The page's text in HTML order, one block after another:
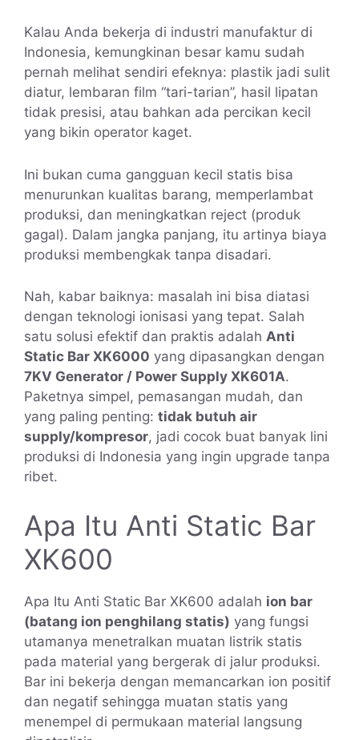
Kalau Anda bekerja di industri manufaktur di
Indonesia, kemungkinan besar kamu sudah
pernah melihat sendiri efeknya: plastik jadi sulit
diatur, lembaran film “tari-tarian”, hasil lipatan
tidak presisi, atau bahkan ada percikan kecil
yang bikin operator kaget.
Ini bukan cuma gangguan kecil statis bisa
menurunkan kualitas barang, memperlambat
produksi, dan meningkatkan reject (produk
gagal). Dalam jangka panjang, itu artinya biaya
produksi membengkak tanpa disadari.
Nah, kabar baiknya: masalah ini bisa diatasi
dengan teknologi ionisasi yang tepat. Salah
satu solusi efektif dan praktis adalah Anti
Static Bar XK6000 yang dipasangkan dengan
7KV Generator / Power Supply XK601A.
Paketnya simpel, pemasangan mudah, dan
yang paling penting: tidak butuh air
supply/kompresor, jadi cocok buat banyak lini
produksi di Indonesia yang ingin upgrade tanpa
ribet.
Apa Itu Anti Static Bar
XK600
Apa Itu Anti Static Bar XK600 adalah ion bar
(batang ion penghilang statis) yang fungsi
utamanya menetralkan muatan listrik statis
pada material yang bergerak di jalur produksi.
Bar ini bekerja dengan memancarkan ion positif
dan negatif sehingga muatan statis yang
menempel di permukaan material langsung